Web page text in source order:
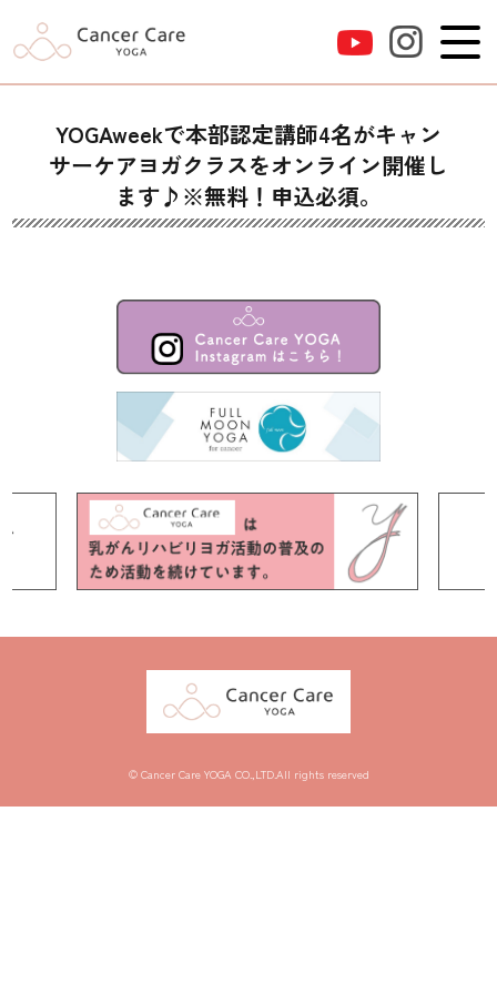
YOGAweekで本部認定講師4名がキャン
サーケアヨガクラスをオンライン開催し
ます♪※無料！申込必須。
© Cancer Care YOGA CO.,LTD.All rights reserved